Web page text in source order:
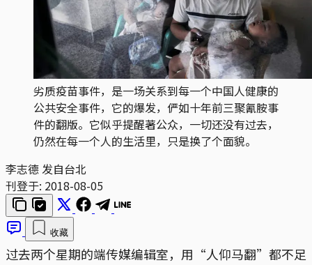
劣质疫苗事件，是一场关系到每一个中国人健康的
公共安全事件，它的爆发，俨如十年前三聚氰胺事
件的翻版。它似乎提醒著公众，一切还没有过去，
仍然在每一个人的生活里，只是换了个面貌。
李志德 发自台北
刊登于: 2018-08-05
收藏
过去两个星期的端传媒编辑室，用“人仰马翻”都不足